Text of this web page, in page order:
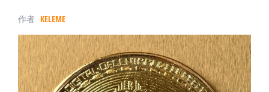
作者 KELEME